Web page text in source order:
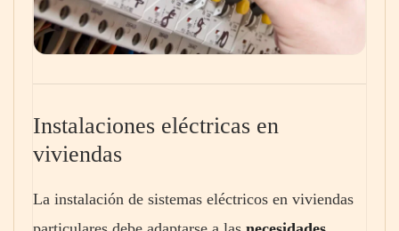
Instalaciones eléctricas en
viviendas
La instalación de sistemas eléctricos en viviendas